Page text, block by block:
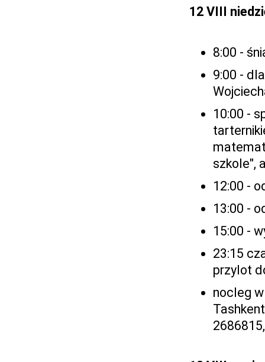
12 VIII
8:00 -
9:00 -
10:00 -
szkole",
12:00 -
13:00 -
15:00 -
23:15
przylot
nocleg